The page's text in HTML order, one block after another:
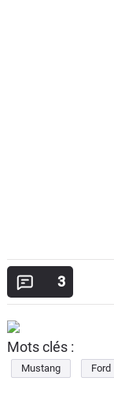
3
Mots clés :
Mustang Ford